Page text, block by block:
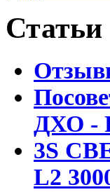
Статьи
ДХО -
3S
L2